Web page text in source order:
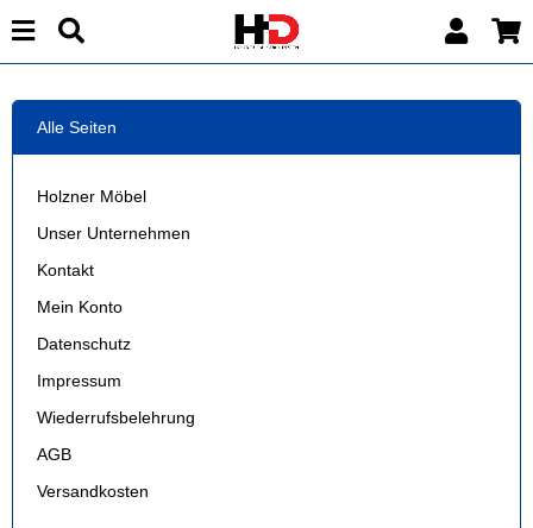
Alle Seiten
Holzner Möbel
Unser Unternehmen
Kontakt
Mein Konto
Datenschutz
Impressum
Wiederrufsbelehrung
AGB
Versandkosten